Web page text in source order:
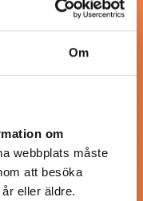
Om
om
webbplats måste
att besöka
eller äldre.